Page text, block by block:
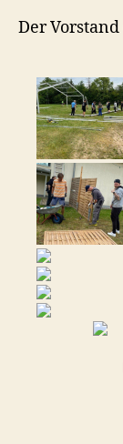
Der Vorstand